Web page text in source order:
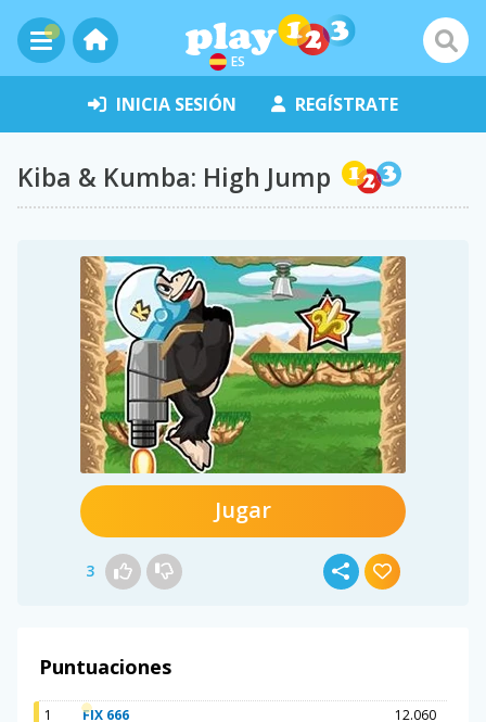
ES
INICIA SESIÓN REGÍSTRATE
Kiba & Kumba: High Jump
Jugar
3
Puntuaciones
1 FIX 666
12.060